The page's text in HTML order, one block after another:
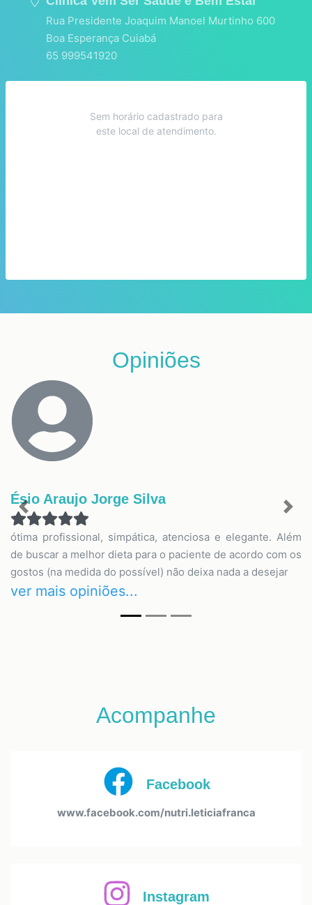
Rua Presidente Joaquim Manoel Murtinho 600
Boa Esperança Cuiabá
65 999541920
Sem horário cadastrado para
este local de atendimento.
Opiniões
Ésio Araujo Jorge Silva
ótima profissional, simpática, atenciosa e elegante. Além
de buscar a melhor dieta para o paciente de acordo com os
gostos (na medida do possível) não deixa nada a desejar
ver mais opiniões...
Previous Next
Acompanhe
Facebook
www.facebook.com/nutri.leticiafranca
Instagram